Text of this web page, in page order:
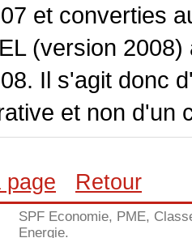
et converties
(version
Il s'agit donc
et non d'un
page Retour
SPF Economie, PME,
Energie.